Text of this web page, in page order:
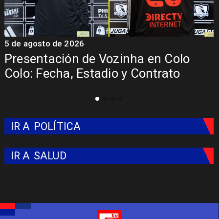
en Colo
La Roja enfrentará a los
del Mundial 2026
5 de agosto de 2026
IR A POLÍTICA
IR A SALUD